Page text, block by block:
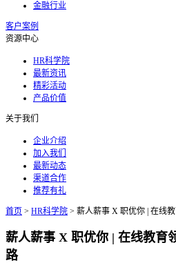
金融行业
客户案例
资源中心
HR科学院
最新资讯
精彩活动
产品价值
关于我们
企业介绍
加入我们
最新动态
渠道合作
推荐有礼
首页 > HR科学院 > 薪人薪事 X 职优你 | 在线
薪人薪事 X 职优你 | 在线教育
路